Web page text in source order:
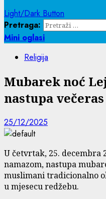
Light/Dark Button
Pretraga:
Mini oglasi
Religija
Mubarek noć
nastupa
25/12/2025
U četvrtak, 25. decembra
namazom, nastupa
muslimani tradicionalno
u mjesecu redžebu.